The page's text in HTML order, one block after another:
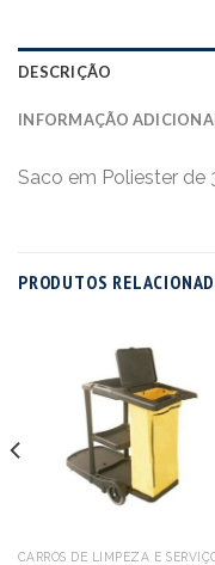
DESCRIÇÃO
INFORMAÇÃO
Saco em Poliester de
PRODUTOS
CARROS DE LIMPEZA E